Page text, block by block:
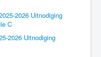
2026 Uitnodiging
C
2026 Uitnodiging